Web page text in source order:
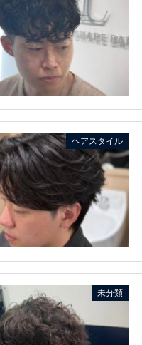
ヘアスタイル
未分類